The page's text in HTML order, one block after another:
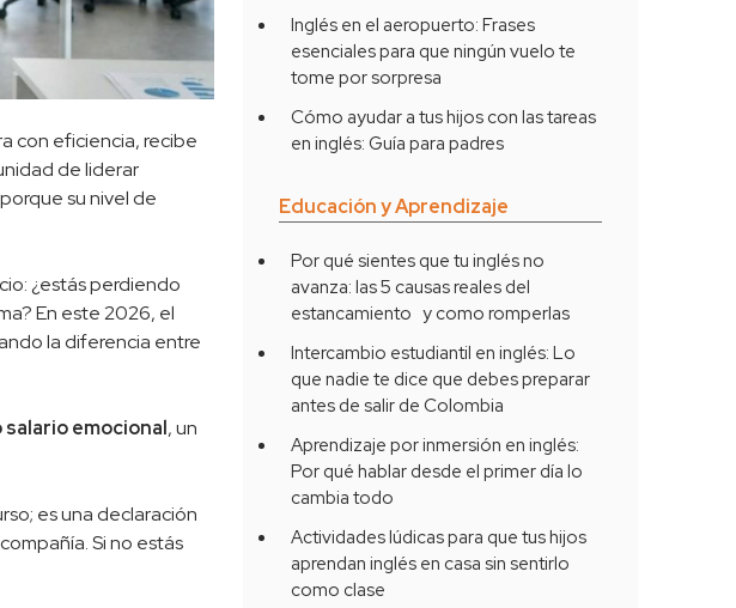
con eficiencia, recibe
de liderar
su nivel de
¿estás perdiendo
En este 2026, el
la diferencia entre
emocional, un
es una declaración
Si no estás
Inglés en el aeropuerto: Frases
esenciales para que ningún vuelo te
tome por sorpresa
Cómo ayudar a tus hijos con las tareas
en inglés: Guía para padres
Educación y Aprendizaje
Por qué sientes que tu inglés no
avanza: las 5 causas reales del
estancamiento y como romperlas
Intercambio estudiantil en inglés: Lo
que nadie te dice que debes preparar
antes de salir de Colombia
Aprendizaje por inmersión en inglés:
Por qué hablar desde el primer día lo
cambia todo
Actividades lúdicas para que tus hijos
aprendan inglés en casa sin sentirlo
como clase